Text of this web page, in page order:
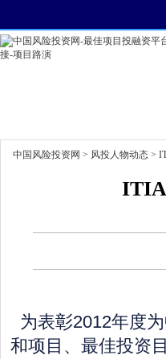
中国风险投资网 > 风投人物动态 >
ITIA
为表彰2012年度
和项目、最佳投资